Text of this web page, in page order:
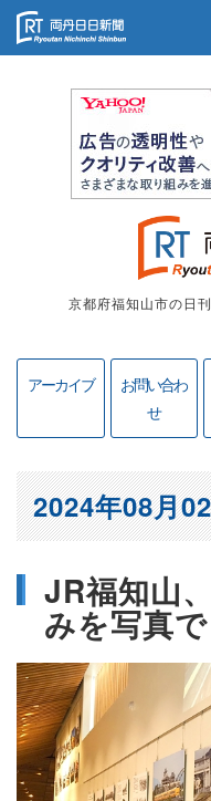
京都府福知山市の日
アーカイブ
お問い合わ
せ
JR福知山
みを写真
2024年08月